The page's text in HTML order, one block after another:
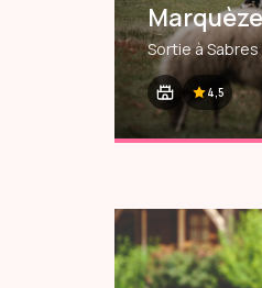
Marquèze
Sortie à Sabres
4,5